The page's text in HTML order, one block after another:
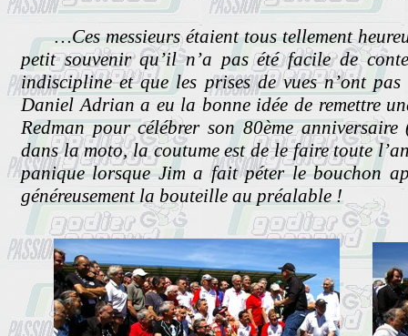
…Ces messieurs étaient tous tellement
petit souvenir qu’il n’a pas été facile de
indiscipline et que les prises de vues n’ont
Daniel Adrian a eu la bonne idée de remettre
Redman pour célébrer son 80ème
dans la moto, la coutume est de le faire toute
panique lorsque Jim a fait péter le bouchon
généreusement la bouteille au préalable !